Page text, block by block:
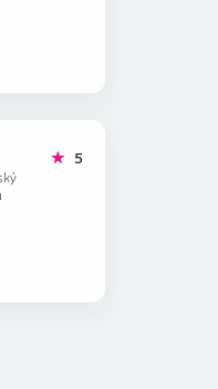
5stele